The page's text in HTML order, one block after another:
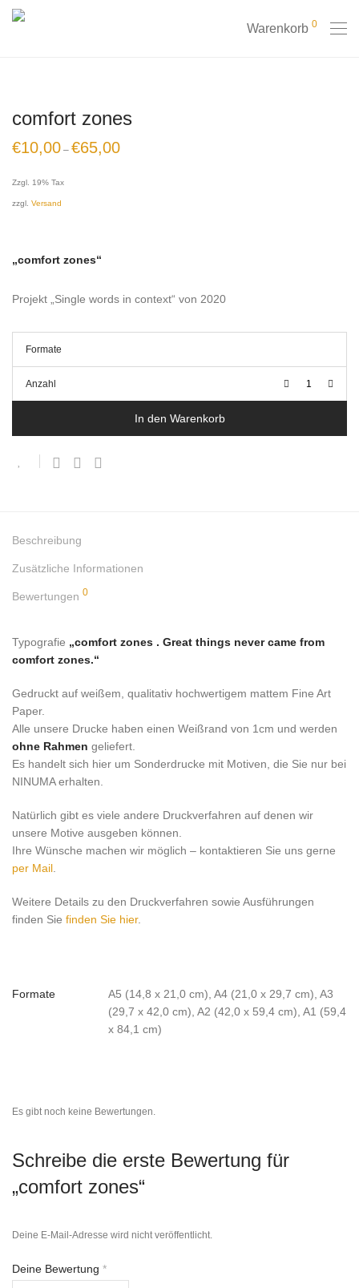
Warenkorb 0
comfort zones
€10,00 – €65,00
Zzgl. 19% Tax
zzgl. Versand
„comfort zones“
Projekt „Single words in context“ von 2020
Formate
Anzahl
In den Warenkorb
Beschreibung
Zusätzliche Informationen
Bewertungen 0
Typografie „comfort zones . Great things never came from
comfort zones.“
Gedruckt auf weißem, qualitativ hochwertigem mattem Fine Art
Paper.
Alle unsere Drucke haben einen Weißrand von 1cm und werden
ohne Rahmen geliefert.
Es handelt sich hier um Sonderdrucke mit Motiven, die Sie nur bei
NINUMA erhalten.
Natürlich gibt es viele andere Druckverfahren auf denen wir
unsere Motive ausgeben können.
Ihre Wünsche machen wir möglich – kontaktieren Sie uns gerne
per Mail
Weitere Details zu den Druckverfahren sowie Ausführungen
finden Sie finden Sie hier.
Formate
A5 (14,8 x 21,0 cm), A4 (21,0 x 29,7 cm), A3
(29,7 x 42,0 cm), A2 (42,0 x 59,4 cm), A1 (59,4
x 84,1 cm)
Es gibt noch keine Bewertungen.
Schreibe die erste Bewertung für
„comfort zones“
Deine E-Mail-Adresse wird nicht veröffentlicht.
Deine Bewertung *